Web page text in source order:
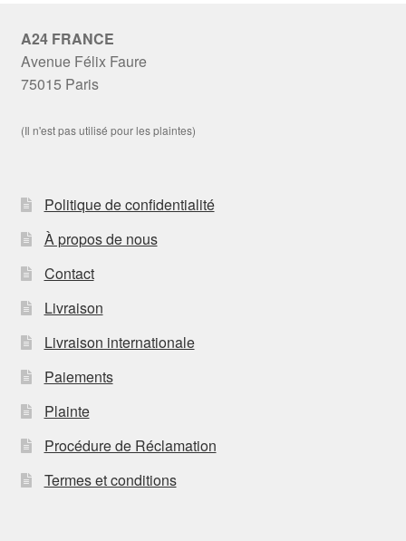
A24 FRANCE
Avenue Félix Faure
75015 Paris
(Il n'est pas utilisé pour les plaintes)
Politique de confidentialité
À propos de nous
Contact
Livraison
Livraison internationale
Paiements
Plainte
Procédure de Réclamation
Termes et conditions